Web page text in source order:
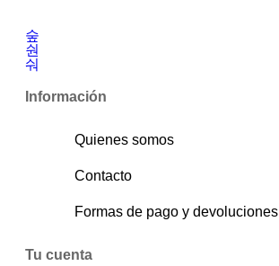
Información
Quienes somos
Contacto
Formas de pago y devoluciones
Tu cuenta